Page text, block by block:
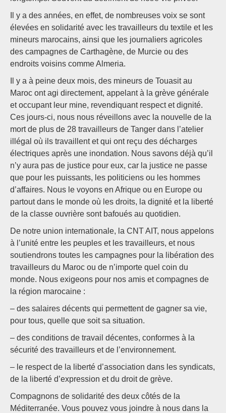
Il y a des années, en effet, de nombreuses voix se sont
élevées en solidarité avec les travailleurs du textile et les
mineurs marocains, ainsi que les journaliers agricoles
des campagnes de Carthagène, de Murcie ou des
endroits voisins comme Almeria.
Il y a à peine deux mois, des mineurs de Touasit au
Maroc ont agi directement, appelant à la grève générale
et occupant leur mine, revendiquant respect et dignité.
Ces jours-ci, nous nous réveillons avec la nouvelle de la
mort de plus de 28 travailleurs de Tanger dans l’atelier
illégal où ils travaillent et qui ont reçu des décharges
électriques après une inondation. Nous savons déjà qu’il
n’y aura pas de justice pour eux, car la justice ne passe
que pour les puissants, les politiciens ou les hommes
d’affaires. Nous le voyons en Afrique ou en Europe ou
partout dans le monde où les droits, la dignité et la liberté
de la classe ouvrière sont bafoués au quotidien.
De notre union internationale, la CNT AIT, nous appelons
à l’unité entre les peuples et les travailleurs, et nous
soutiendrons toutes les campagnes pour la libération des
travailleurs du Maroc ou de n’importe quel coin du
monde. Nous exigeons pour nos amis et compagnes de
la région marocaine :
– des salaires décents qui permettent de gagner sa vie,
pour tous, quelle que soit sa situation.
– des conditions de travail décentes, conformes à la
sécurité des travailleurs et de l’environnement.
– le respect de la liberté d’association dans les syndicats,
de la liberté d’expression et du droit de grève.
Compagnons de solidarité des deux côtés de la
Méditerranée. Vous pouvez vous joindre à nous dans la